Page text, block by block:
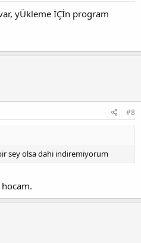
yÜkleme İÇİn program
#8
sey olsa dahi indiremiyorum
hocam.